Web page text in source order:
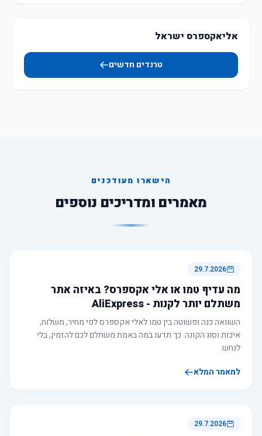
אליאקספרס ישראל
טרנדים חדשים
הישארו מעודכנים
מאמרים ומדריכים נוספים
29.7.2026
מה עדיף טמו או אלי אקספרס? באיזה אתר
משתלם יותר לקנות - AliExpress
השוואה כנה ופשוטה בין טמו לאלי אקספרס לפי מחיר, משלוח,
איכות וסוג הקונה. כך תדעו במה באמת משתלם לכם להזמין, בלי
לנחש.
למאמר המלא
29.7.2026